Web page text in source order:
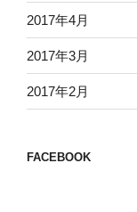
2017年4月
2017年3月
2017年2月
FACEBOOK